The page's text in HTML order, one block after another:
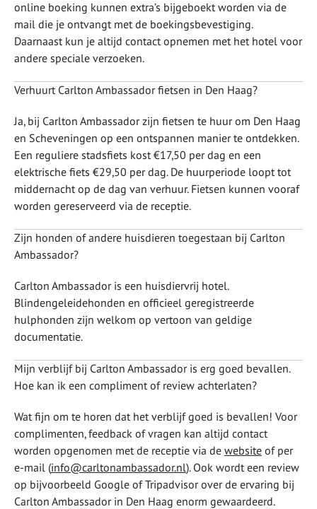
online boeking kunnen extra’s bijgeboekt worden via de
mail die je ontvangt met de boekingsbevestiging.
Daarnaast kun je altijd contact opnemen met het hotel voor
andere speciale verzoeken.
Verhuurt Carlton Ambassador fietsen in Den Haag?
Ja, bij Carlton Ambassador zijn fietsen te huur om Den Haag
en Scheveningen op een ontspannen manier te ontdekken.
Een reguliere stadsfiets kost €17,50 per dag en een
elektrische fiets €29,50 per dag. De huurperiode loopt tot
middernacht op de dag van verhuur. Fietsen kunnen vooraf
worden gereserveerd via de receptie.
Zijn honden of andere huisdieren toegestaan bij Carlton
Ambassador?
Carlton Ambassador is een huisdiervrij hotel.
Blindengeleidehonden en officieel geregistreerde
hulphonden zijn welkom op vertoon van geldige
documentatie.
Mijn verblijf bij Carlton Ambassador is erg goed bevallen.
Hoe kan ik een compliment of review achterlaten?
Wat fijn om te horen dat het verblijf goed is bevallen! Voor
complimenten, feedback of vragen kan altijd contact
worden opgenomen met de receptie via de website of per
e-mail (info@carltonambassador.nl). Ook wordt een review
op bijvoorbeeld Google of Tripadvisor over de ervaring bij
Carlton Ambassador in Den Haag enorm gewaardeerd.